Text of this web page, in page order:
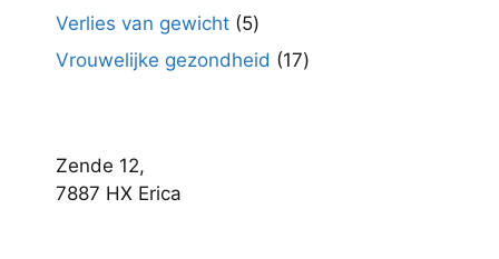
producten
Verlies van gewicht 55
producten
Vrouwelijke gezondheid 1717
Zende 12,
7887 HX Erica